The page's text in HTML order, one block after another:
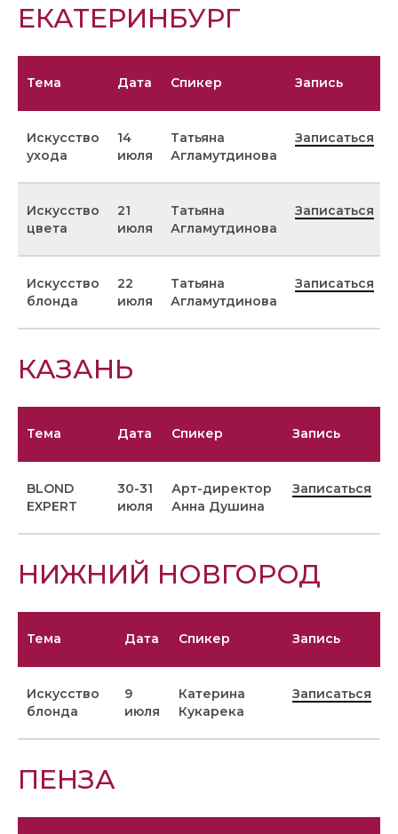
ЕКАТЕРИНБУРГ
Тема Дата Спикер Запись
Искусство
ухода
14
июля
Татьяна
Агламутдинова
Записаться
Искусство
цвета
21
июля
Татьяна
Агламутдинова
Записаться
Искусство
блонда
22
июля
Татьяна
Агламутдинова
Записаться
КАЗАНЬ
Тема Дата Спикер Запись
BLOND
EXPERT
30-31
июля
Арт-директор
Анна Душина
Записаться
НИЖНИЙ НОВГОРОД
Тема Дата Спикер Запись
Искусство
блонда
9
июля
Катерина
Кукарека
Записаться
ПЕНЗА